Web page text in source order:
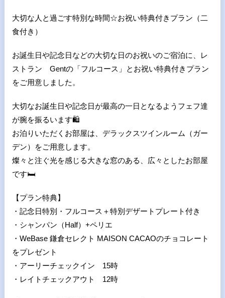
大切な人と過ごす特別な時間☆お祝い特典付きプラン（二
食付き）
お誕生日や記念日などの大切な日のお祝いのご宿泊に、レ
ストラン Gentの「フルコース」とお祝い特典付きプラン
をご用意しました。
大切なお誕生日や記念日が最高の一日となるようフェフ達
が腕を振るいます🛍
お泊りいただくお部屋は、デラックスツインルーム（ガー
デン）をご用意します。
燦々と注ぐ光を感じる大きな窓のある、広々としたお部屋
です🛏
【プラン特典】
・記念日特別・フルコース＋特別デザートプレート付き
・シャンパン（Half）+ペリエ
・WeBase 鎌倉セレクト MAISON CACAOのチョコレート
をプレゼント
・アーリーチェックイン 15時
・レイトチェックアウト 12時